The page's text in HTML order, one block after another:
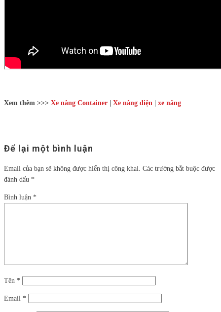
Xem thêm >>> Xe nâng Container Xe nâng điện xe nâng
Để lại một bình luận
Email của bạn sẽ không được hiển thị công khai. Các trường bắt buộc được
đánh dấu *
Bình luận *
Tên *
Email *